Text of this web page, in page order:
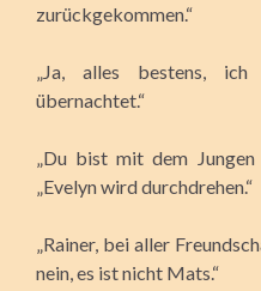
zurückgekommen.“
„Ja, alles bestens,
übernachtet.“
„Du bist mit dem Jungen
„Evelyn wird durchdrehen.“
„Rainer, bei aller
nein, es ist nicht Mats.“